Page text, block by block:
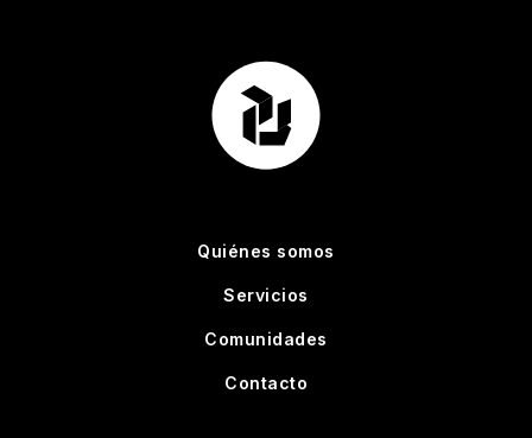
Quiénes somos
Servicios
Comunidades
Contacto